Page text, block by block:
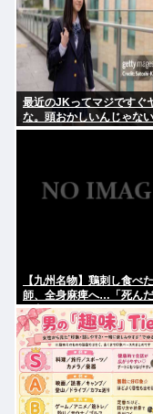
最近のJKってマジですぐ
な。頭おかしいんじゃな
【九州名物】鶏刺し食べ
師、全身麻痺へ…「死ん
が良い」